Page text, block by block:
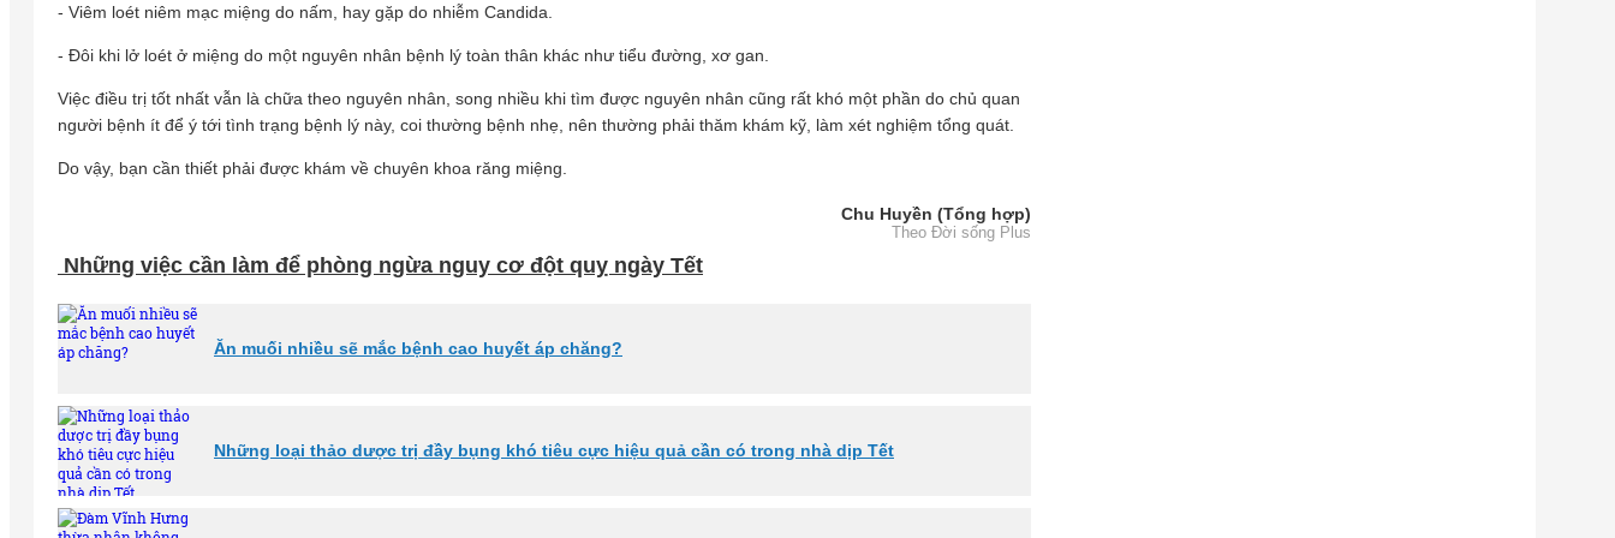
- Viêm loét niêm mạc miệng do nấm, hay gặp do nhiễm Candida.
- Đôi khi lở loét ở miệng do một nguyên nhân bệnh lý toàn thân khác như tiểu đường, xơ gan.
Việc điều trị tốt nhất vẫn là chữa theo nguyên nhân, song nhiều khi tìm được nguyên nhân cũng rất khó một phần do chủ quan
người bệnh ít để ý tới tình trạng bệnh lý này, coi thường bệnh nhẹ, nên thường phải thăm khám kỹ, làm xét nghiệm tổng quát.
Do vậy, bạn cần thiết phải được khám về chuyên khoa răng miệng.
Chu Huyền (Tổng hợp)
Theo Đời sống Plus
Những việc cần làm để phòng ngừa nguy cơ đột quỵ ngày Tết
Ăn muối nhiều sẽ mắc bệnh cao huyết áp chăng?
Những loại thảo dược trị đầy bụng khó tiêu cực hiệu quả cần có trong nhà dịp Tết